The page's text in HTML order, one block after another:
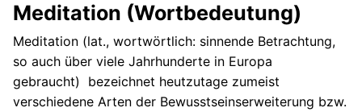
Meditation (Wortbedeutung)
Meditation (lat., wortwörtlich: sinnende Betrachtung,
so auch über viele Jahrhunderte in Europa
gebraucht)
bezeichnet heutzutage zumeist
verschiedene Arten der Bewusstseinserweiterung bzw.